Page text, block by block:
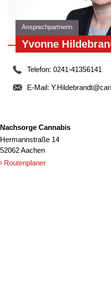
Ansprechpartnerin
Yvonne
Telefon: 0241-41356141
E-Mail:
Nachsorge Cannabis
Hermannstraße 14
52062 Aachen
Routenplaner